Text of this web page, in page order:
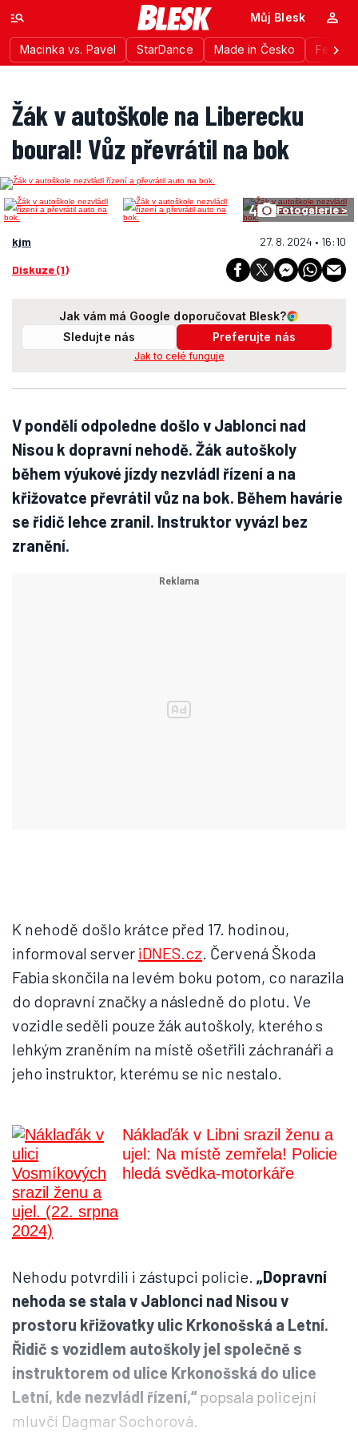
Macinka vs. Pavel StarDance Made in Česko
Můj Blesk
Žák v autoškole na Liberecku
boural! Vůz převrátil na bok
4 Fotogalerie >
kjm 27. 8. 2024 • 16:10
Diskuze (1)
Jak vám má Google doporučovat Blesk?
Sledujte nás
Preferujte nás
Jak to celé funguje
V pondělí odpoledne došlo v Jablonci nad
Nisou k dopravní nehodě. Žák autoškoly
během výukové jízdy nezvládl řízení a na
křižovatce převrátil vůz na bok. Během havárie
se řidič lehce zranil. Instruktor vyvázl bez
zranění.
K nehodě došlo krátce před 17. hodinou,
informoval server iDNES.cz. Červená Škoda
Fabia skončila na levém boku potom, co narazila
do dopravní značky a následně do plotu. Ve
vozidle seděli pouze žák autoškoly, kterého s
lehkým zraněním na místě ošetřili záchranáři a
jeho instruktor, kterému se nic nestalo.
Náklaďák v Libni srazil ženu a
ujel: Na místě zemřela! Policie
hledá svědka-motorkáře
Nehodu potvrdili i zástupci policie. „Dopravní
nehoda se stala v Jablonci nad Nisou v
prostoru křižovatky ulic Krkonošská a Letní.
Řidič s vozidlem autoškoly jel společně s
instruktorem od ulice Krkonošská do ulice
Letní, kde nezvládl řízení,“ popsala policejní
mluvčí Dagmar Sochorová.